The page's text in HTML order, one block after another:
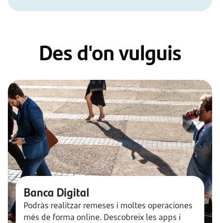
Des d'on vulguis
Banca Digital
Podràs realitzar remeses i moltes operaciones
més de forma online. Descobreix les apps i